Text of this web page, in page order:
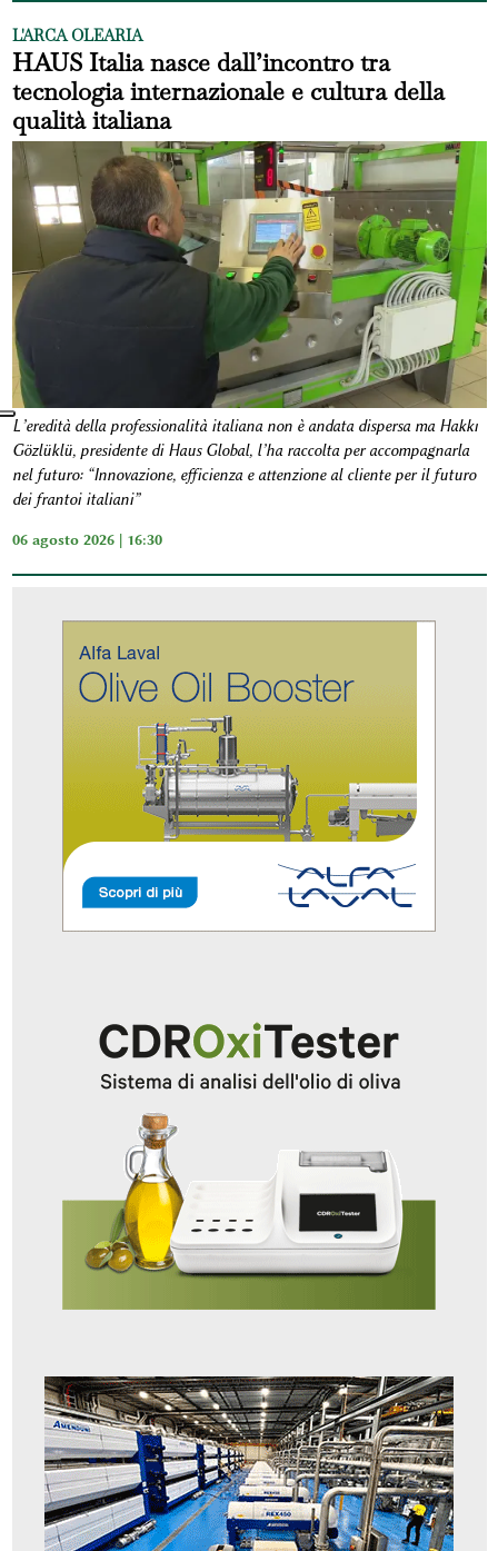
L'ARCA OLEARIA
HAUS Italia nasce dall’incontro tra
tecnologia internazionale e cultura della
qualità italiana
L’eredità della professionalità italiana non è andata dispersa ma Hakkı
Gözlüklü, presidente di Haus Global, l’ha raccolta per accompagnarla
nel futuro: “Innovazione, efficienza e attenzione al cliente per il futuro
dei frantoi italiani”
06 agosto 2026 | 16:30